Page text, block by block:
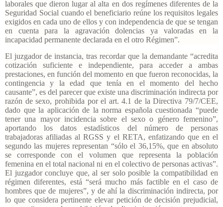
laborales que dieron lugar al alta en dos regímenes diferentes de la
Seguridad Social cuando el beneficiario reúne los requisitos legales
exigidos en cada uno de ellos y con independencia de que se tengan
en cuenta para la agravación dolencias ya valoradas en la
incapacidad permanente declarada en el otro Régimen”.
El juzgador de instancia, tras recordar que la demandante “acredita
cotización suficiente e independiente, para acceder a ambas
prestaciones, en función del momento en que fueron reconocidas, la
contingencia y la edad que tenía en el momento del hecho
causante”, es del parecer que existe una discriminación indirecta por
razón de sexo, prohibida por el art. 4.1 de la Directiva 79/7/CEE,
dado que la aplicación de la norma española cuestionada “puede
tener una mayor incidencia sobre el sexo o género femenino”,
aportando los datos estadísticos del número de personas
trabajadoras afiliadas al RGSS y el RETA, enfatizando que en el
segundo las mujeres representan “sólo el 36,15%, que en absoluto
se corresponde con el volumen que representa la población
femenina en el total nacional ni en el colectivo de personas activas”.
El juzgador concluye que, al ser solo posible la compatibilidad en
régimen diferentes, está “será mucho más factible en el caso de
hombres que de mujeres”, y de ahí la discriminación indirecta, por
lo que considera pertinente elevar petición de decisión prejudicial,